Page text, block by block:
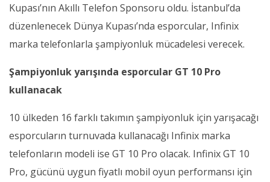
Kupası’nın Akıllı Telefon Sponsoru oldu. İstanbul’da
düzenlenecek Dünya Kupası’nda esporcular, Infinix
marka telefonlarla şampiyonluk mücadelesi verecek.
Şampiyonluk yarışında esporcular GT 10 Pro
kullanacak
10 ülkeden 16 farklı takımın şampiyonluk için yarışacağı
esporcuların turnuvada kullanacağı Infinix marka
telefonların modeli ise GT 10 Pro olacak. Infinix GT 10
Pro, gücünü uygun fiyatlı mobil oyun performansı için